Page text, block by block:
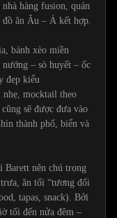
hàng fusion, quán
ăn Âu – Á kết hợp.
bánh xèo miền
nướng – sò huyết – ốc
đẹp kiểu
nhẹ, mocktail theo
sẽ được đưa vào
thành phố, biển và
Barett nên chú trọng
ăn tối “tương đối
tapas, snack). Bởi
tối đến nửa đêm –